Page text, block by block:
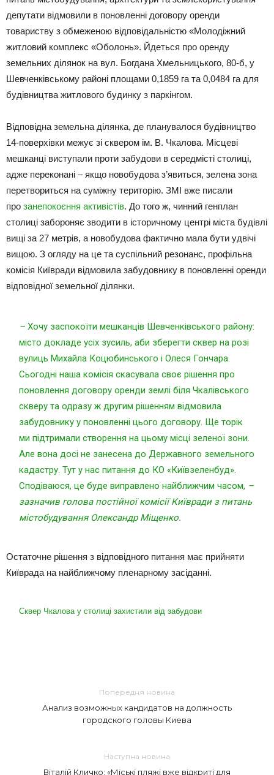
депутати відмовили в поновленні договору оренди
товариству з обмеженою відповідальністю «Молодіжний
житловий комплекс «Оболонь». Йдеться про оренду
земельних ділянок на вул. Богдана Хмельницького, 80-б, у
Шевченківському районі площами 0,1859 га та 0,0484 га для
будівництва житлового будинку з паркінгом.
Відповідна земельна ділянка, де планувалося будівництво
14-поверхівки межує зі сквером ім. В. Чкалова. Місцеві
мешканці виступали проти забудови в середмісті столиці,
адже переконані – якщо новобудова з’явиться, зелена зона
перетвориться на суміжну територію. ЗМІ вже писали
про занепокоєння активістів. До того ж, чинний генплан
столиці забороняє зводити в історичному центрі міста будівлі
вищі за 27 метрів, а новобудова фактично мала бути удвічі
вищою. З огляду на це та суспільний резонанс, профільна
комісія Київради відмовила забудовнику в поновленні оренди
відповідної земельної ділянки.
– Хочу заспокоїти мешканців Шевченківського району:
місто докладе усіх зусиль, аби зберегти сквер на розі
вулиць Михайла Коцюбинського і Олеся Гончара.
Сьогодні наша комісія скасувала своє рішення про
поновлення договору оренди землі біля Чкалівського
скверу та одразу ж другим рішенням відмовила
забудовнику у поновленні цього договору. Ще торік
ми підтримали створення на цьому місці зеленої зони.
Але вона досі не занесена до Державного земельного
кадастру. Тут у нас питання до КО «Київзеленбуд».
Сподіваюся, це буде виправлено найближчим часом, –
зазначив голова постійної комісії Київради з питань
містобудування Олександр Міщенко.
Остаточне рішення з відповідного питання має прийняти
Київрада на найближчому пленарному засіданні.
Сквер Чкалова у столиці захистили від забудови
Попередня новина
Анализ возможных кандидатов на должность
городского головы Киева
Наступна новина
Віталій Кличко: «Міські пляжі вже відкриті для